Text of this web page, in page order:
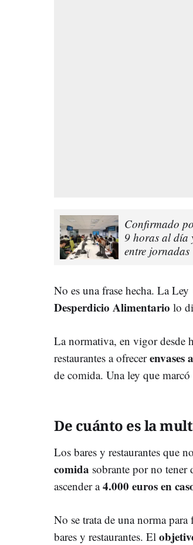
Confirmado
9 horas al día
entre jornadas
No es una frase hecha. La
Desperdicio Alimentario lo
La normativa, en vigor desde
restaurantes a ofrecerenvases
de comida. Una ley que
De cuánto es la
Los bares y restaurantes que
comida sobrante por no tener
ascender a4.000 euros en
No se trata de una norma
bares y restaurantes. El